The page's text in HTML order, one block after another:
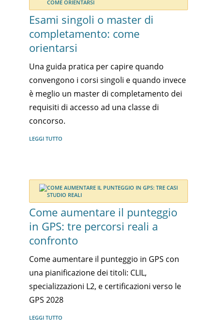
Esami singoli o master di
completamento: come
orientarsi
Una guida pratica per capire quando
convengono i corsi singoli e quando invece
è meglio un master di completamento dei
requisiti di accesso ad una classe di
concorso.
LEGGI TUTTO
Come aumentare il punteggio
in GPS: tre percorsi reali a
confronto
Come aumentare il punteggio in GPS con
una pianificazione dei titoli: CLIL,
specializzazioni L2, e certificazioni verso le
GPS 2028
LEGGI TUTTO